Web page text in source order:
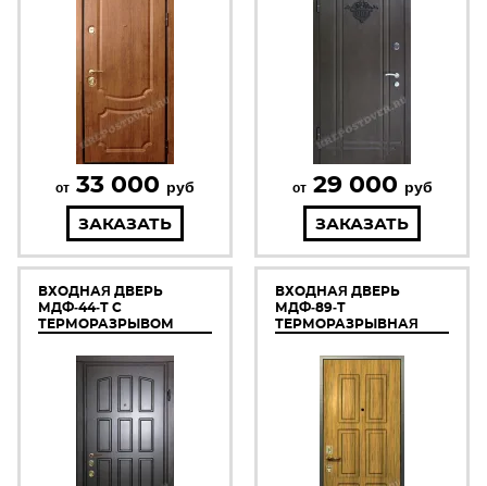
от 33 000 руб
ЗАКАЗАТЬ
от 29 000 руб
ЗАКАЗАТЬ
ВХОДНАЯ ДВЕРЬ
МДФ-44-Т С
ТЕРМОРАЗРЫВОМ
ВХОДНАЯ ДВЕРЬ
МДФ-89-Т
ТЕРМОРАЗРЫВНАЯ